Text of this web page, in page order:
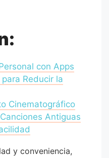
con Apps
Reducir la
Cinematográfico
Antiguas
y conveniencia,